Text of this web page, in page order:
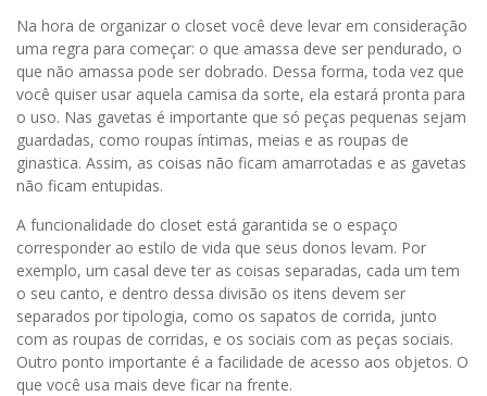
Na hora de organizar o closet você deve levar em consideração
uma regra para começar: o que amassa deve ser pendurado, o
que não amassa pode ser dobrado. Dessa forma, toda vez que
você quiser usar aquela camisa da sorte, ela estará pronta para
o uso. Nas gavetas é importante que só peças pequenas sejam
guardadas, como roupas íntimas, meias e as roupas de
ginastica. Assim, as coisas não ficam amarrotadas e as gavetas
não ficam entupidas.
A funcionalidade do closet está garantida se o espaço
corresponder ao estilo de vida que seus donos levam. Por
exemplo, um casal deve ter as coisas separadas, cada um tem
o seu canto, e dentro dessa divisão os itens devem ser
separados por tipologia, como os sapatos de corrida, junto
com as roupas de corridas, e os sociais com as peças sociais.
Outro ponto importante é a facilidade de acesso aos objetos. O
que você usa mais deve ficar na frente.